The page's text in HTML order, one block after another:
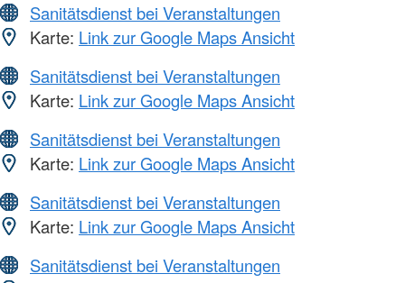
Sanitätsdienst bei Veranstaltungen
Karte: Link zur Google Maps Ansicht
Sanitätsdienst bei Veranstaltungen
Karte: Link zur Google Maps Ansicht
Sanitätsdienst bei Veranstaltungen
Karte: Link zur Google Maps Ansicht
Sanitätsdienst bei Veranstaltungen
Karte: Link zur Google Maps Ansicht
Sanitätsdienst bei Veranstaltungen